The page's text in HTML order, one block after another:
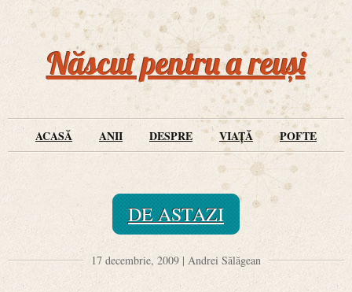
Născut pentru a reuși
ACASĂ ANII DESPRE VIAȚĂ POFTE
DE ASTAZI
17 decembrie, 2009 | Andrei Sălăgean